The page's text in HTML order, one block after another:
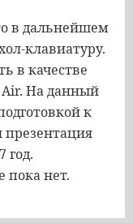
в дальнейшем
клавиатуру.
в качестве
На данный
к
презентация
год.
пока нет.